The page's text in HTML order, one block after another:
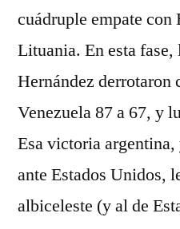
cuádruple empate con
Lituania. En esta fase,
Hernández derrotaron
Venezuela 87 a 67, y
Esa victoria
ante Estados Unidos,
albiceleste (y al de